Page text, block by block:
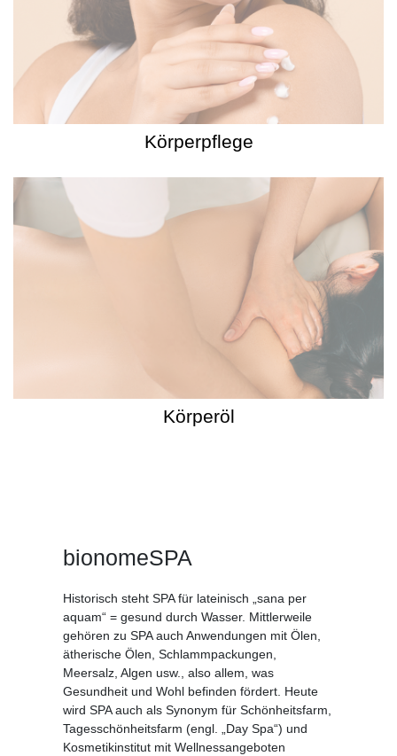
Körperpflege
Körperöl
bionomeSPA
Historisch steht SPA für lateinisch „sana per
aquam“ = gesund durch Wasser. Mittlerweile
gehören zu SPA auch Anwendungen mit Ölen,
ätherische Ölen, Schlammpackungen,
Meersalz, Algen usw., also allem, was
Gesundheit und Wohl befinden fördert. Heute
wird SPA auch als Synonym für Schönheitsfarm,
Tagesschönheitsfarm (engl. „Day Spa“) und
Kosmetikinstitut mit Wellnessangeboten